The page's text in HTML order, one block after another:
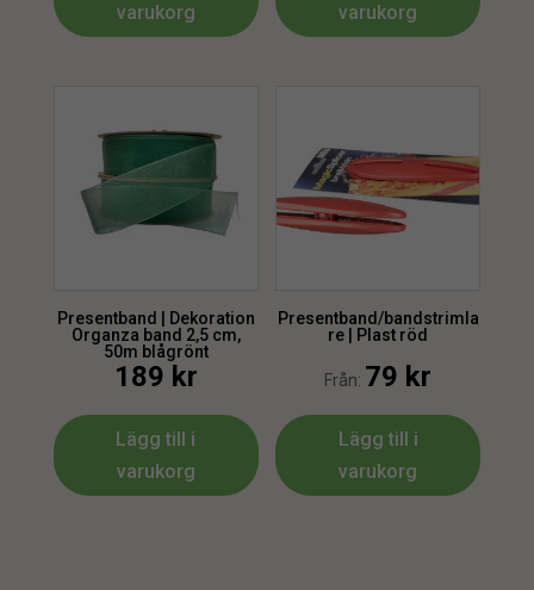
varukorg varukorg
Presentband | Dekoration
Organza band 2,5 cm,
50m blågrönt
189 kr
Lägg till i
varukorg
Presentband/bandstrimla
re | Plast röd
Från: 79 kr
Lägg till i
varukorg